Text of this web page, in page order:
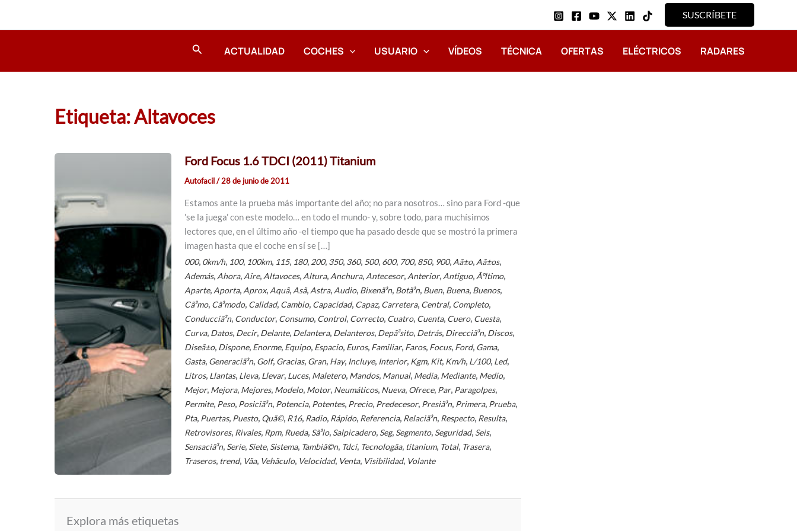
SUSCRÍBETE
Buscar ACTUALIDAD COCHES USUARIO VÍDEOS TÉCNICA OFERTAS ELÉCTRICOS RADARES
Etiqueta: Altavoces
Ford Focus 1.6 TDCI (2011) Titanium
Autofacil/28 de junio de 2011
Estamos ante la prueba más importante del año; no para nosotros… sino para Ford -que
’se la juega’ con este modelo… en todo el mundo- y, sobre todo, para muchísimos
lectores que, en el último año -el tiempo que ha pasado desde que se mostró la primera
imagen hasta que el coche en sí se […]
000, 0km/h, 100, 100km, 115, 180, 200, 350, 360, 500, 600, 700, 850, 900, Aã±o, Aã±os,
Además, Ahora, Aire, Altavoces, Altura, Anchura, Antecesor, Anterior, Antiguo, Ãºltimo,
Aparte, Aporta, Aprox, Aquã­, Asã­, Astra, Audio, Bixenã³n, Botã³n, Buen, Buena, Buenos,
Cã³mo, Cã³modo, Calidad, Cambio, Capacidad, Capaz, Carretera, Central, Completo,
Conducciã³n, Conductor, Consumo, Control, Correcto, Cuatro, Cuenta, Cuero, Cuesta,
Curva, Datos, Decir, Delante, Delantera, Delanteros, Depã³sito, Detrás, Direcciã³n, Discos,
Diseã±o, Dispone, Enorme, Equipo, Espacio, Euros, Familiar, Faros, Focus, Ford, Gama,
Gasta, Generaciã³n, Golf, Gracias, Gran, Hay, Incluye, Interior, Kgm, Kit, Km/h, L/100, Led,
Litros, Llantas, Lleva, Llevar, Luces, Maletero, Mandos, Manual, Media, Mediante, Medio,
Mejor, Mejora, Mejores, Modelo, Motor, Neumáticos, Nueva, Ofrece, Par, Paragolpes,
Permite, Peso, Posiciã³n, Potencia, Potentes, Precio, Predecesor, Presiã³n, Primera, Prueba,
Pta, Puertas, Puesto, Quã©, R16, Radio, Rápido, Referencia, Relaciã³n, Respecto, Resulta,
Retrovisores, Rivales, Rpm, Rueda, Sã³lo, Salpicadero, Seg, Segmento, Seguridad, Seis,
Sensaciã³n, Serie, Siete, Sistema, Tambiã©n, Tdci, Tecnologã­a, titanium, Total, Trasera,
Traseros, trend, Vã­a, Vehã­culo, Velocidad, Venta, Visibilidad, Volante
Explora más etiquetas